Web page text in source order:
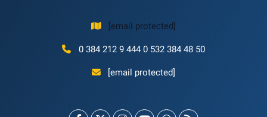
[email protected]
0 384 212 9 444 0 532 384 48 50
[email protected]